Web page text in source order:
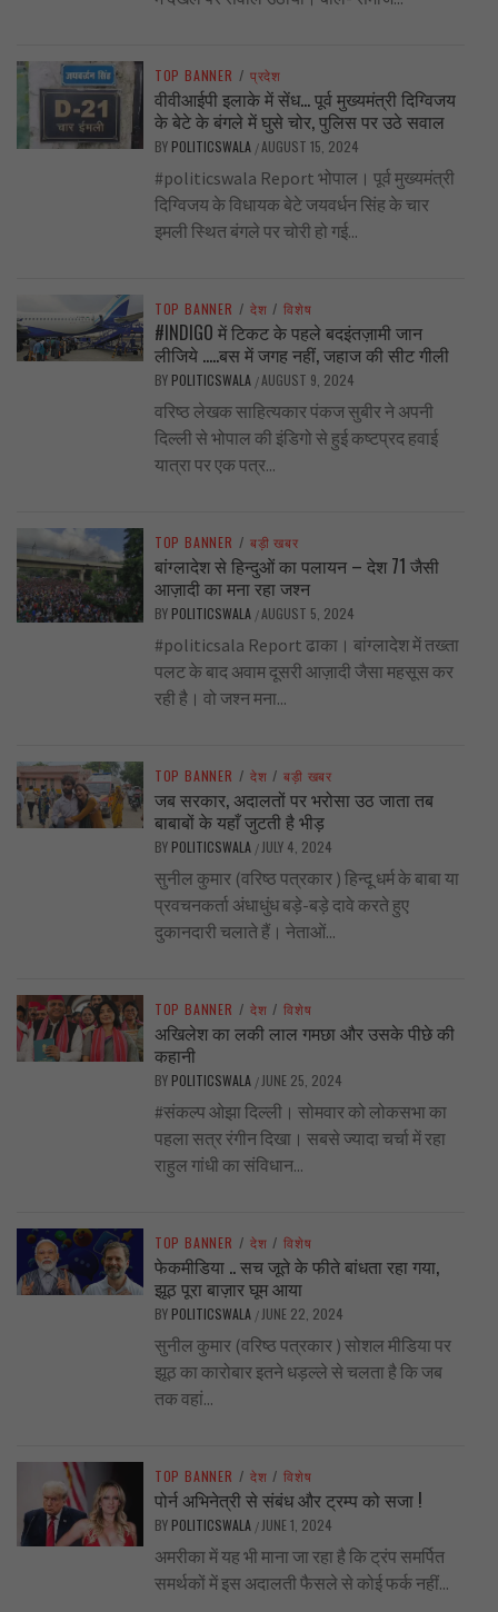
TOP BANNER / प्रदेश
वीवीआईपी इलाके में सेंध… पूर्व मुख्यमंत्री दिग्विजय
के बेटे के बंगले में घुसे चोर, पुलिस पर उठे सवाल
BY POLITICSWALA /AUGUST 15, 2024
#politicswala Report भोपाल। पूर्व मुख्यमंत्री
दिग्विजय के विधायक बेटे जयवर्धन सिंह के चार
इमली स्थित बंगले पर चोरी हो गई...
TOP BANNER / देश / विशेष
#INDIGO में टिकट के पहले बदइंतज़ामी जान
लीजिये …..बस में जगह नहीं, जहाज की सीट गीली
BY POLITICSWALA /AUGUST 9, 2024
वरिष्ठ लेखक साहित्यकार पंकज सुबीर ने अपनी
दिल्ली से भोपाल की इंडिगो से हुई कष्टप्रद हवाई
यात्रा पर एक पत्र...
TOP BANNER / बड़ी खबर
बांग्लादेश से हिन्दुओं का पलायन – देश 71 जैसी
आज़ादी का मना रहा जश्न
BY POLITICSWALA /AUGUST 5, 2024
#politicsala Report ढाका। बांग्लादेश में तख्ता
पलट के बाद अवाम दूसरी आज़ादी जैसा महसूस कर
रही है। वो जश्न मना...
TOP BANNER / देश / बड़ी खबर
जब सरकार, अदालतों पर भरोसा उठ जाता तब
बाबाबों के यहाँ जुटती है भीड़
BY POLITICSWALA / JULY 4, 2024
सुनील कुमार (वरिष्ठ पत्रकार ) हिन्दू धर्म के बाबा या
प्रवचनकर्ता अंधाधुंध बड़े-बड़े दावे करते हुए
दुकानदारी चलाते हैं। नेताओं...
TOP BANNER / देश / विशेष
अखिलेश का लकी लाल गमछा और उसके पीछे की
कहानी
BY POLITICSWALA / JUNE 25, 2024
#संकल्प ओझा दिल्ली। सोमवार को लोकसभा का
पहला सत्र रंगीन दिखा। सबसे ज्यादा चर्चा में रहा
राहुल गांधी का संविधान...
TOP BANNER / देश / विशेष
फेकमीडिया .. सच जूते के फीते बांधता रहा गया,
झूठ पूरा बाज़ार घूम आया
BY POLITICSWALA / JUNE 22, 2024
सुनील कुमार (वरिष्ठ पत्रकार ) सोशल मीडिया पर
झूठ का कारोबार इतने धड़ल्ले से चलता है कि जब
तक वहां...
TOP BANNER / देश / विशेष
पोर्न अभिनेत्री से संबंध और ट्रम्प को सजा !
BY POLITICSWALA / JUNE 1, 2024
अमरीका में यह भी माना जा रहा है कि ट्रंप समर्पित
समर्थकों में इस अदालती फैसले से कोई फर्क नहीं...